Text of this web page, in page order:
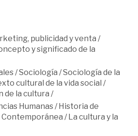
publicidad y venta /
y significado de la
/Sociología /Sociología de la
cultural de la vida social /
de la cultura /
Humanas/Historia de
Contemporánea /La cultura y la